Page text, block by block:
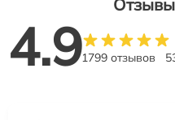
4.91799 отзывов